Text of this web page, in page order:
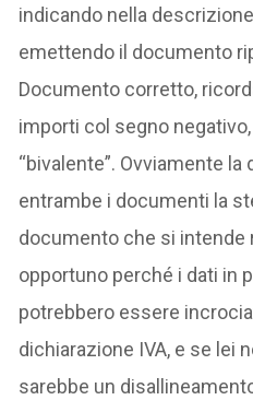
indicando nella
emettendo il documento
Documento corretto,
importi col segno
“bivalente”. Ovviamente
entrambe i documenti la
documento che si intende
opportuno perché i dati in
potrebbero essere
dichiarazione IVA, e se lei
sarebbe un